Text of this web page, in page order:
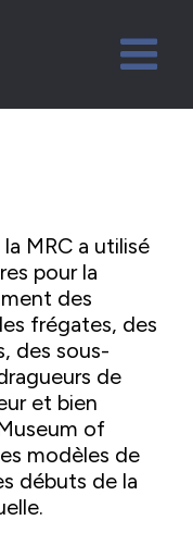
MRC a utilisé
pour la
des
frégates, des
des sous-
de
et bien
of
modèles de
débuts de la